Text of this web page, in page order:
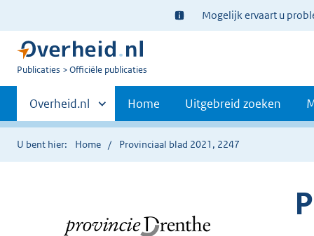
Ter
informatie:
Mogelijk ervaart u
U
Publicaties Officiële publicaties
Primaire
navigatie
Andere
sites
binnen
Overheid.nl Home Uitgebreid zoeken
U bent hier: Home Provinciaal blad 2021, 2247